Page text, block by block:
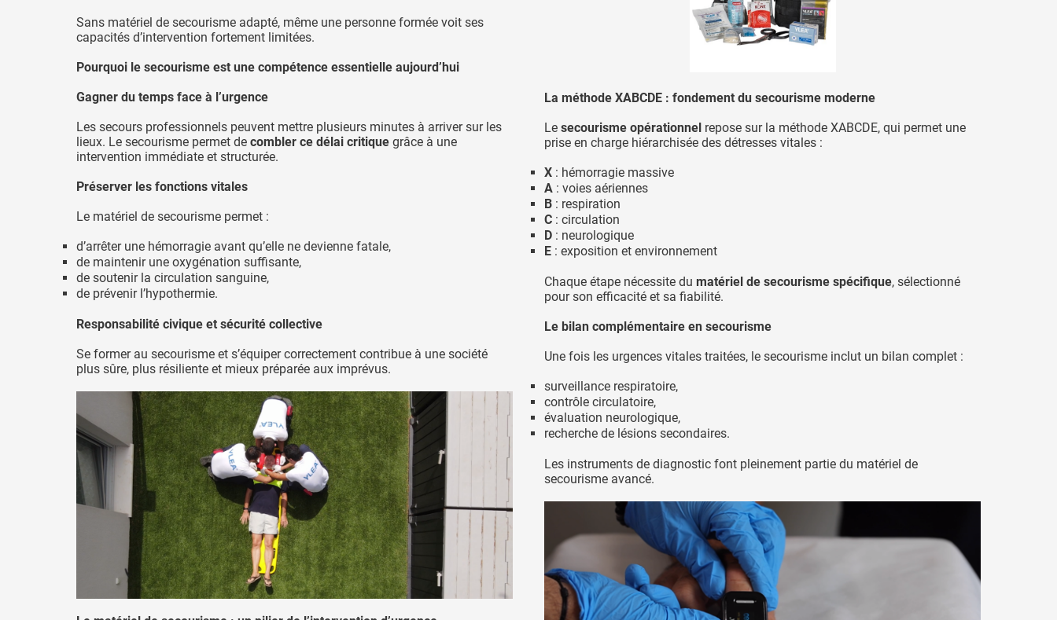
Sans matériel de secourisme adapté, même une personne formée voit ses
capacités d’intervention fortement limitées.
Pourquoi le secourisme est une compétence essentielle aujourd’hui
Gagner du temps face à l’urgence
Les secours professionnels peuvent mettre plusieurs minutes à arriver sur les
lieux. Le secourisme permet de combler ce délai critique grâce à une
intervention immédiate et structurée.
Préserver les fonctions vitales
Le matériel de secourisme permet :
d’arrêter une hémorragie avant qu’elle ne devienne fatale,
de maintenir une oxygénation suffisante,
de soutenir la circulation sanguine,
de prévenir l’hypothermie.
Responsabilité civique et sécurité collective
Se former au secourisme et s’équiper correctement contribue à une société
plus sûre, plus résiliente et mieux préparée aux imprévus.
La méthode XABCDE : fondement du secourisme moderne
Le secourisme opérationnel repose sur la méthode XABCDE, qui permet une
prise en charge hiérarchisée des détresses vitales :
X : hémorragie massive
A : voies aériennes
B : respiration
C : circulation
D : neurologique
E : exposition et environnement
Chaque étape nécessite du matériel de secourisme spécifique, sélectionné
pour son efficacité et sa fiabilité.
Le bilan complémentaire en secourisme
Une fois les urgences vitales traitées, le secourisme inclut un bilan complet :
surveillance respiratoire,
contrôle circulatoire,
évaluation neurologique,
recherche de lésions secondaires.
Les instruments de diagnostic font pleinement partie du matériel de
secourisme avancé.